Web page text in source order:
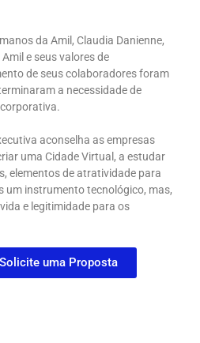
da Amil, Claudia Danienne,
e seus valores de
de seus colaboradores foram
a necessidade de
aconselha as empresas
uma Cidade Virtual, a estudar
elementos de atratividade para
um instrumento tecnológico, mas,
e legitimidade para os
uma Proposta